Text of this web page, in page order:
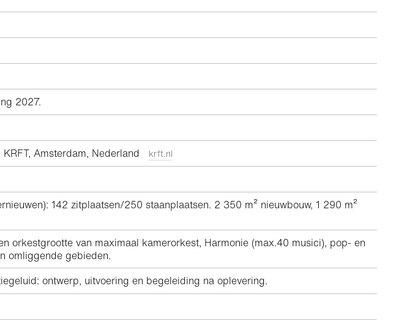
2027.
KRFT, Amsterdam, Nederland
krft.nl
142 zitplaatsen/250 staanplaatsen. 2 350 m² nieuwbouw, 1 290 m²
orkestgrootte van maximaal kamerorkest, Harmonie (max.40 musici), pop- en
omliggende gebieden.
ontwerp, uitvoering en begeleiding na oplevering.